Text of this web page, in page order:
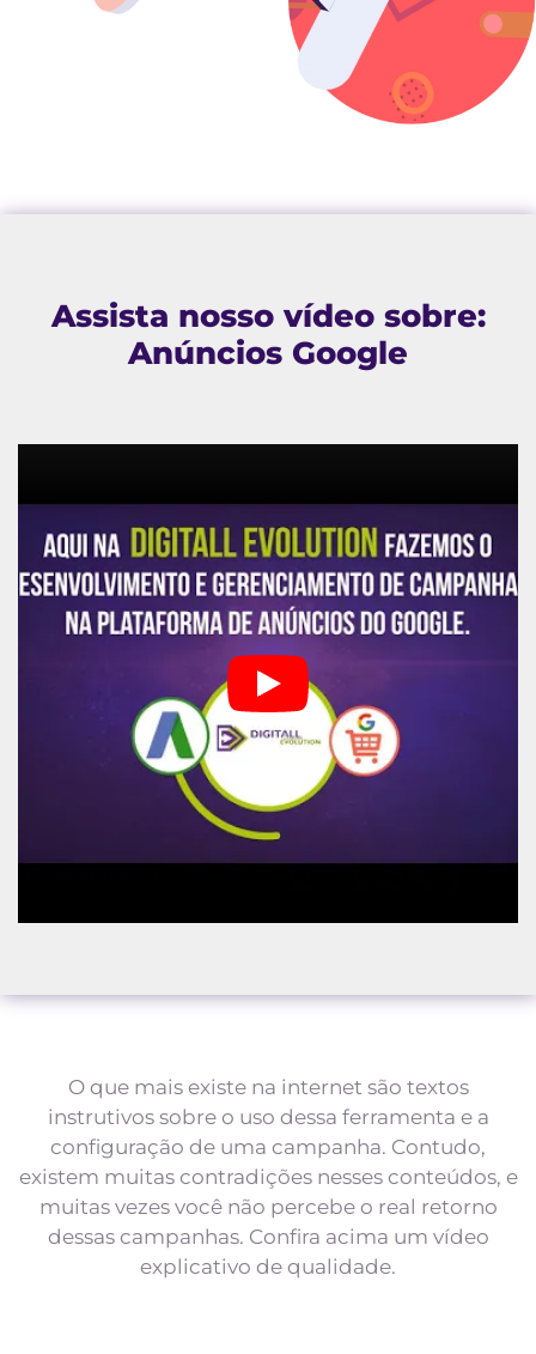
Assista nosso vídeo sobre:
Anúncios Google
O que mais existe na internet são textos
instrutivos sobre o uso dessa ferramenta e a
configuração de uma campanha. Contudo,
existem muitas contradições nesses conteúdos, e
muitas vezes você não percebe o real retorno
dessas campanhas. Confira acima um vídeo
explicativo de qualidade.